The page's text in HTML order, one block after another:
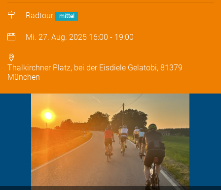
Radtour mittel
Mi. 27. Aug. 2025 16:00 - 19:00
Thalkirchner Platz, bei der Eisdiele Gelatobi, 81379
München